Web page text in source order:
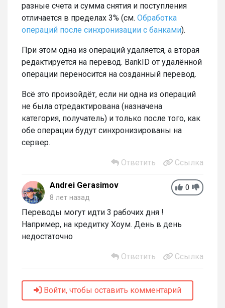
разные счета и сумма снятия и поступления
отличается в пределах 3% (см. Обработка
операций после синхронизации с банками).
При этом одна из операций удаляется, а вторая
редактируется на перевод. BankID от удалённой
операции переносится на созданный перевод.
Всё это произойдёт, если ни одна из операций
не была отредактирована (назначена
категория, получатель) и только после того, как
обе операции будут синхронизированы на
сервер.
Ответить Ссылка
0
Andrei Gerasimov
8 лет назад
Переводы могут идти 3 рабочих дня !
Например, на кредитку Хоум. День в день
недостаточно
Ответить Ссылка
Войти, чтобы оставить комментарий